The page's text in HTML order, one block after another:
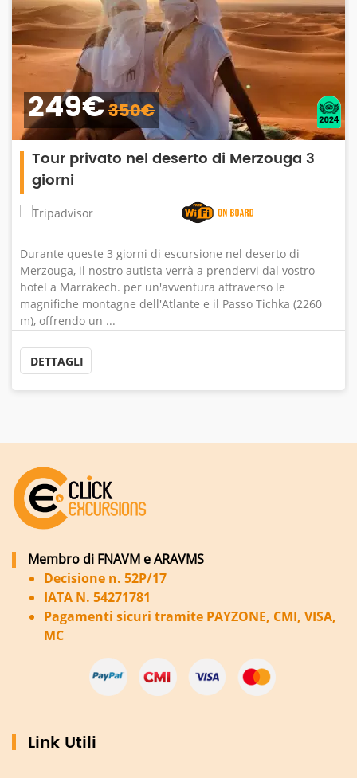
3
di
dal vostro
le
Tichka (2260
149€200€
Tour di 2 giorni a
Ouarzazate è una città fuori dalle
mezzo del deserto nel sud del Regno,
decorazioni sfuggenti come sabbia
ardente, cime innevate, palmeti e oasi
Membro di FNAVM e ARAVMS
Decisione n. 52P/17
IATA N. 54271781
Pagamenti sicuri tramite PAYZONE, CMI, VISA,
MC
Link Utili